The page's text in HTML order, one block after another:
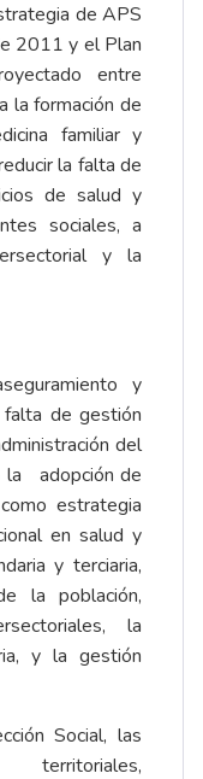
de APS
2011 y el Plan
entre
la formación de
familiar y
la falta de
de salud y
sociales, a
y la
y
falta de gestión
del
la adopción de
estrategia
en salud y
y terciaria,
la población,
la
y la gestión
Social, las
territoriales,